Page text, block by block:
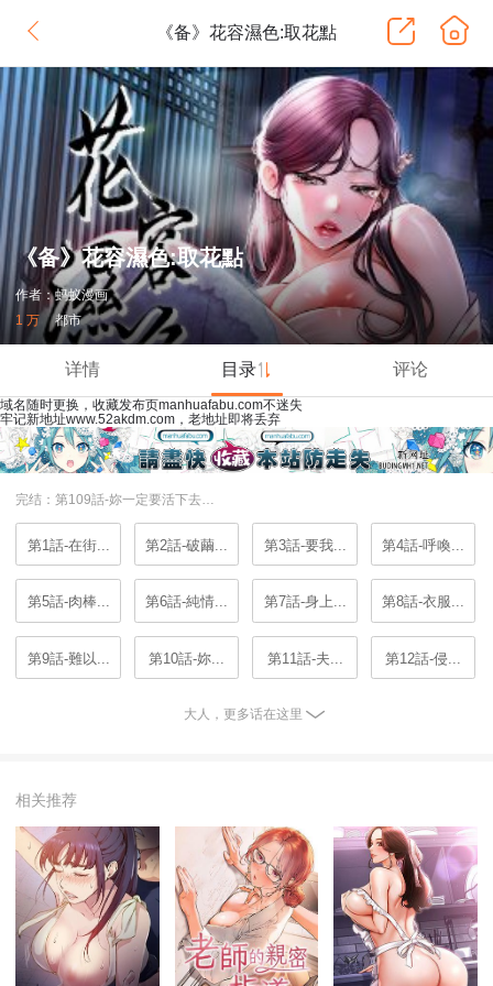
《备》花容濕色:取花點
《备》花容濕色:取花點
作者：蚂蚁漫画
1 万
都市
详情 目录 评论
域名随时更换，收藏发布页manhuafabu.com不迷失
牢记新地址www.52akdm.com，老地址即将丢弃
完结：第109話-妳一定要活下去…
第1話-在街... 第2話-破繭... 第3話-要我... 第4話-呼喚...
第5話-肉棒... 第6話-純情... 第7話-身上... 第8話-衣服...
第9話-難以... 第10話-妳... 第11話-夫... 第12話-侵...
大人，更多话在这里
相关推荐